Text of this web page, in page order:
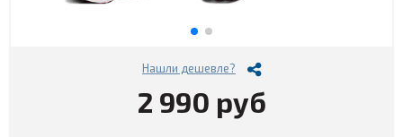
Нашли дешевле?
2 990 руб